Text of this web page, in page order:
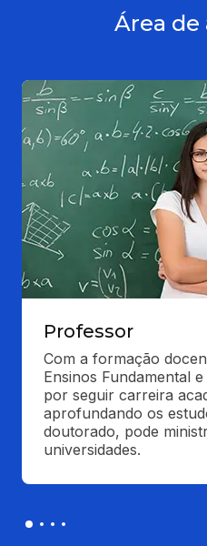
Área de
Professor
Com a formação
Ensinos Fundamental
por seguir carreira
aprofundando os
doutorado, pode
universidades.